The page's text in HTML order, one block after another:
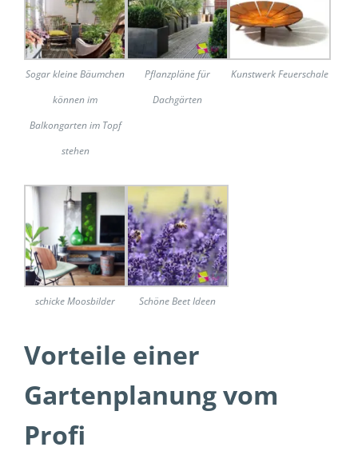
Sogar kleine Bäumchen
können im
Balkongarten im Topf
stehen
Pflanzpläne für
Dachgärten
Kunstwerk Feuerschale
schicke Moosbilder Schöne Beet Ideen
Vorteile einer
Gartenplanung vom
Profi